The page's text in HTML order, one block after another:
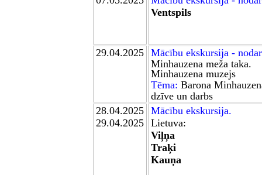
Ventspils
29.04.2025 Mācību ekskursija -
Minhauzena meža taka.
Minhauzena muzejs
Tēma: Barona
dzīve un darbs
28.04.2025
29.04.2025
Mācību ekskursija.
Lietuva:
Viļņa
Traķi
Kauņa